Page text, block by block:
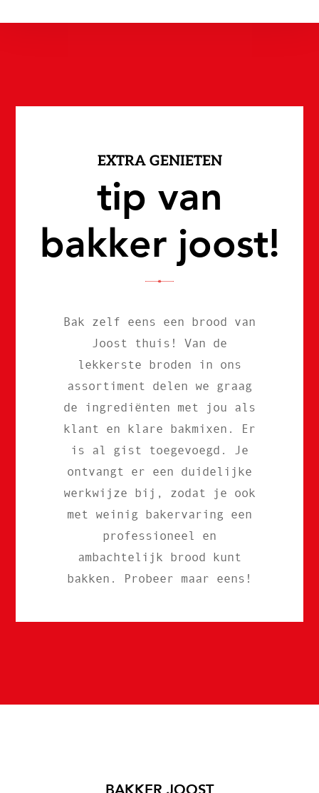
EXTRA GENIETEN
tip van
bakker joost!
Bak zelf eens een brood van
Joost thuis! Van de
lekkerste broden in ons
assortiment delen we graag
de ingrediënten met jou als
klant en klare bakmixen. Er
is al gist toegevoegd. Je
ontvangt er een duidelijke
werkwijze bij, zodat je ook
met weinig bakervaring een
professioneel en
ambachtelijk brood kunt
bakken. Probeer maar eens!
BAKKER JOOST